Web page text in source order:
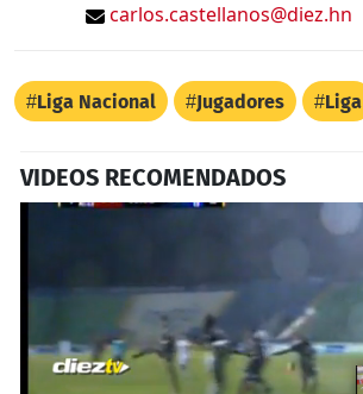
carlos.castellanos@diez.hn
Liga Nacional Jugadores Liga
VIDEOS RECOMENDADOS